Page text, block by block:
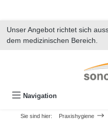
Unser Angebot richtet sich
dem medizinischen Bereich.
Navigation
Sie sind hier: Praxishygiene